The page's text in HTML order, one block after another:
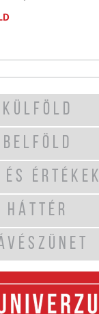
KÜLFÖLD
BELFÖLD
ÉRTÉKEK
HÁTTÉR